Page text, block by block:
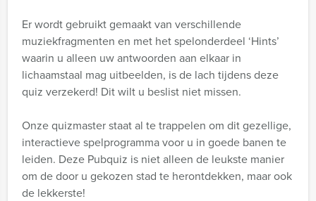
Er wordt gebruikt gemaakt van verschillende
muziekfragmenten en met het spelonderdeel ‘Hints’
waarin u alleen uw antwoorden aan elkaar in
lichaamstaal mag uitbeelden, is de lach tijdens deze
quiz verzekerd! Dit wilt u beslist niet missen.
Onze quizmaster staat al te trappelen om dit gezellige,
interactieve spelprogramma voor u in goede banen te
leiden. Deze Pubquiz is niet alleen de leukste manier
om de door u gekozen stad te herontdekken, maar ook
de lekkerste!